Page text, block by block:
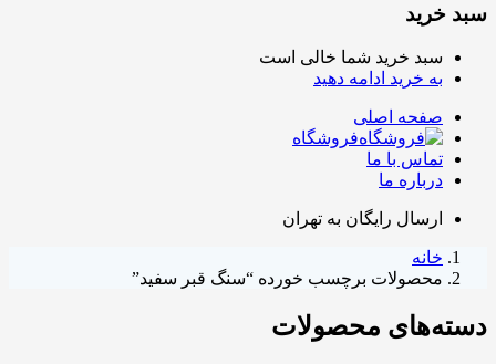
سبد خرید
سبد خرید شما خالی است
به خرید ادامه دهید
صفحه اصلی
فروشگاه
تماس با ما
درباره ما
ارسال رایگان به تهران
خانه
محصولات برچسب خورده “سنگ قبر سفید”
دسته‌های محصولات